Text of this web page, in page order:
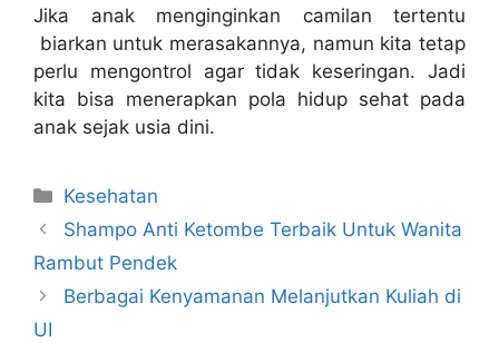
Jika anak menginginkan camilan tertentu
biarkan untuk merasakannya, namun kita tetap
perlu mengontrol agar tidak keseringan. Jadi
kita bisa menerapkan pola hidup sehat pada
anak sejak usia dini.
Kategori
Kesehatan
Shampo Anti Ketombe Terbaik Untuk Wanita
Rambut Pendek
Berbagai Kenyamanan Melanjutkan Kuliah di
UI